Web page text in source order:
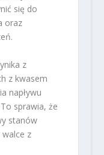
się do
oraz
z
z kwasem
napływu
sprawia, że
stanów
z